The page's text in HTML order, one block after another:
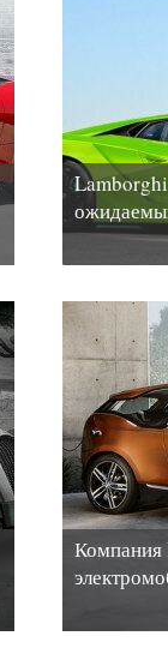
Компания